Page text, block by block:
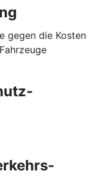
gegen die Kosten